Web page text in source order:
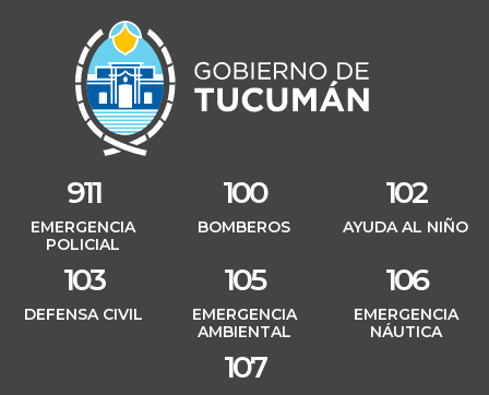
911
EMERGENCIA
POLICIAL
100
BOMBEROS
102
AYUDA AL NIÑO
103
DEFENSA CIVIL
105
EMERGENCIA
AMBIENTAL
106
EMERGENCIA
NÁUTICA
107